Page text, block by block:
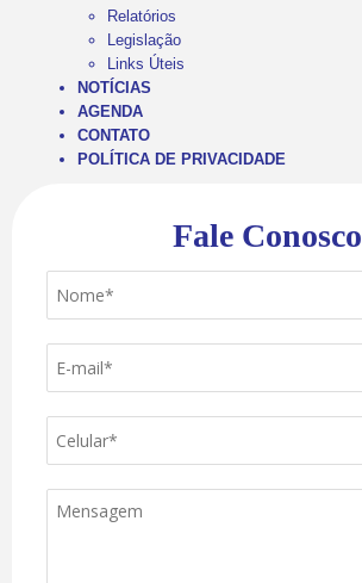
Relatórios
Legislação
Links Úteis
NOTÍCIAS
AGENDA
CONTATO
POLÍTICA DE PRIVACIDADE
Fale Conosco